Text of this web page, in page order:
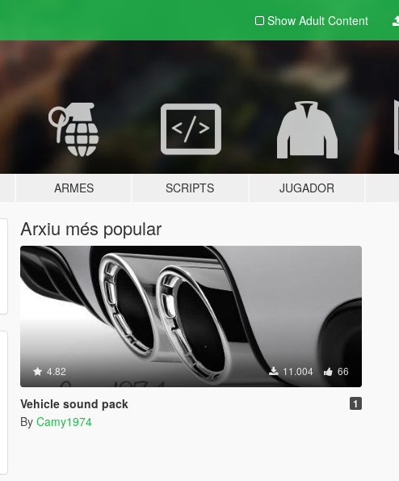
Show Adult Content
ARMES SCRIPTS JUGADOR
Arxiu més popular
4.82 11.004 66
Vehicle sound pack 1
By Camy1974